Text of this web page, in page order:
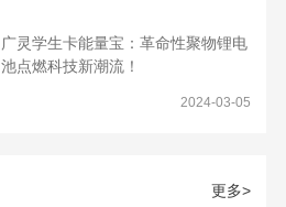
广灵学生卡能量宝：革命性聚物锂电
池点燃科技新潮流！
2024-03-05
更多>